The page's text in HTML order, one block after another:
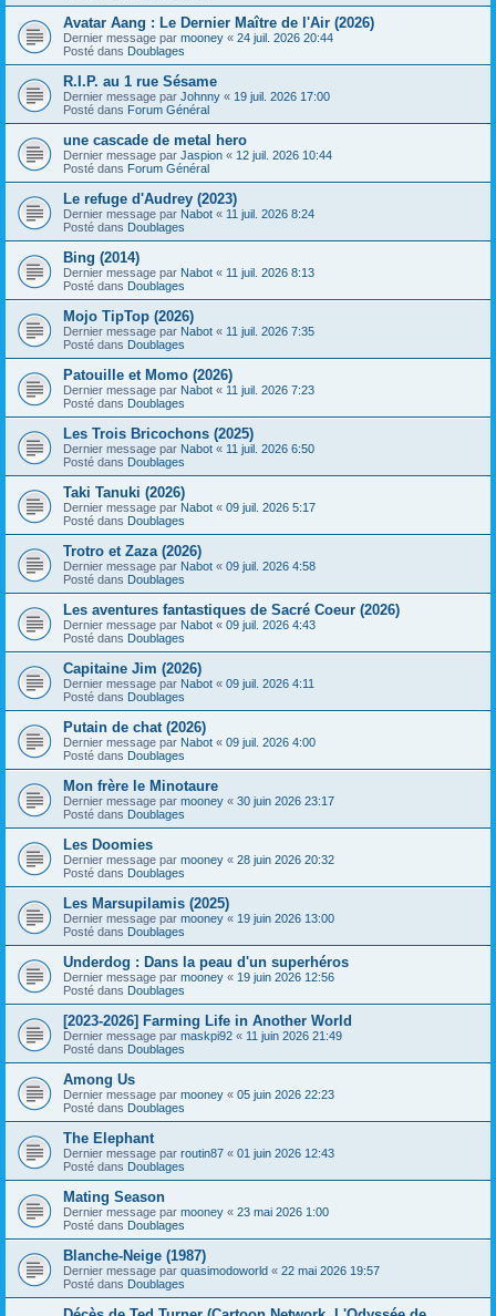
Avatar Aang : Le Dernier Maître de l'Air (2026)
Dernier message par mooney « 24 juil. 2026 20:44
Posté dans Doublages
R.I.P. au 1 rue Sésame
Dernier message par Johnny « 19 juil. 2026 17:00
Posté dans Forum Général
une cascade de metal hero
Dernier message par Jaspion « 12 juil. 2026 10:44
Posté dans Forum Général
Le refuge d'Audrey (2023)
Dernier message par Nabot « 11 juil. 2026 8:24
Posté dans Doublages
Bing (2014)
Dernier message par Nabot « 11 juil. 2026 8:13
Posté dans Doublages
Mojo TipTop (2026)
Dernier message par Nabot « 11 juil. 2026 7:35
Posté dans Doublages
Patouille et Momo (2026)
Dernier message par Nabot « 11 juil. 2026 7:23
Posté dans Doublages
Les Trois Bricochons (2025)
Dernier message par Nabot « 11 juil. 2026 6:50
Posté dans Doublages
Taki Tanuki (2026)
Dernier message par Nabot « 09 juil. 2026 5:17
Posté dans Doublages
Trotro et Zaza (2026)
Dernier message par Nabot « 09 juil. 2026 4:58
Posté dans Doublages
Les aventures fantastiques de Sacré Coeur (2026)
Dernier message par Nabot « 09 juil. 2026 4:43
Posté dans Doublages
Capitaine Jim (2026)
Dernier message par Nabot « 09 juil. 2026 4:11
Posté dans Doublages
Putain de chat (2026)
Dernier message par Nabot « 09 juil. 2026 4:00
Posté dans Doublages
Mon frère le Minotaure
Dernier message par mooney « 30 juin 2026 23:17
Posté dans Doublages
Les Doomies
Dernier message par mooney « 28 juin 2026 20:32
Posté dans Doublages
Les Marsupilamis (2025)
Dernier message par mooney « 19 juin 2026 13:00
Posté dans Doublages
Underdog : Dans la peau d'un superhéros
Dernier message par mooney « 19 juin 2026 12:56
Posté dans Doublages
[2023-2026] Farming Life in Another World
Dernier message par maskpi92 « 11 juin 2026 21:49
Posté dans Doublages
Among Us
Dernier message par mooney « 05 juin 2026 22:23
Posté dans Doublages
The Elephant
Dernier message par routin87 « 01 juin 2026 12:43
Posté dans Doublages
Mating Season
Dernier message par mooney « 23 mai 2026 1:00
Posté dans Doublages
Blanche-Neige (1987)
Dernier message par quasimodoworld « 22 mai 2026 19:57
Posté dans Doublages